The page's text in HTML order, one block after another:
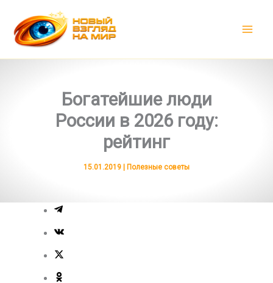
содержимому
Богатейшие люди
России в 2026 году:
рейтинг
15.01.2019 | Полезные советы